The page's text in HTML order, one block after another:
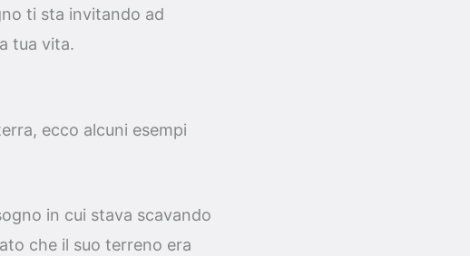
ti sta invitando ad
tua vita.
ecco alcuni esempi
in cui stava scavando
che il suo terreno era